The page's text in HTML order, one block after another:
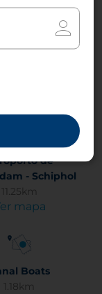
Estação
de
- Schiphol
11.25km
mapa
Boats
1.18km